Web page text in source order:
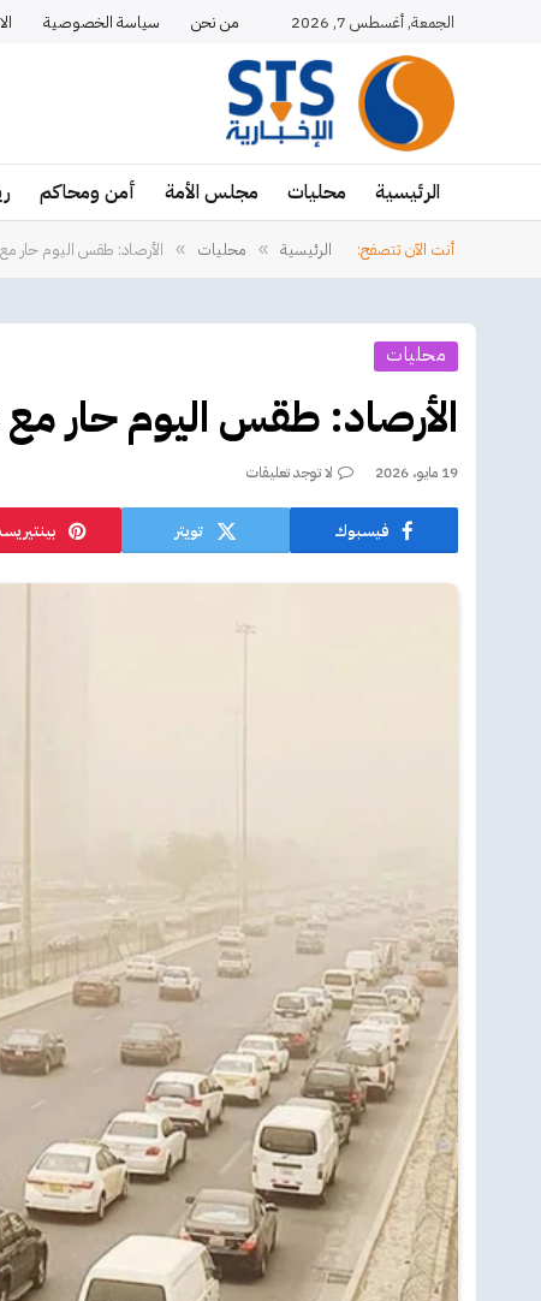
الجمعة, أغسطس 7, 2026 من نحن سياسة الخصوصية
الرئيسية محليات مجلس الأمة أمن ومحاكم
أنت الآن تتصفح: الرئيسية » محليات » الأرصاد: طقس اليوم حار مع
محليات
الأرصاد: طقس اليوم حار مع
19 مايو، 2026 لا توجد تعليقات
فيسبوك تويتر